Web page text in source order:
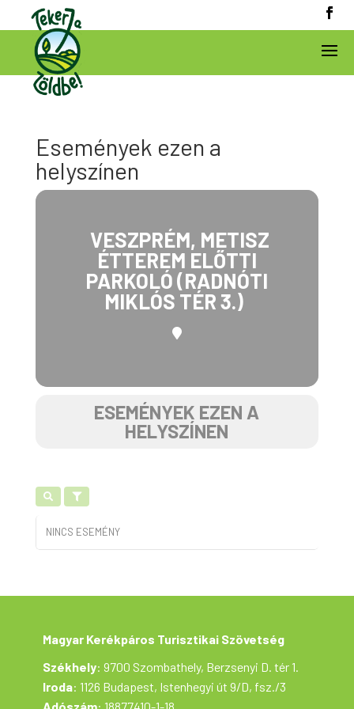
Események ezen a
helyszínen
VESZPRÉM, METISZ
ÉTTEREM ELŐTTI
PARKOLÓ (RADNÓTI
MIKLÓS TÉR 3.)
ESEMÉNYEK EZEN A
HELYSZÍNEN
NINCS ESEMÉNY
Magyar Kerékpáros Turisztikai Szövetség
Székhely: 9700 Szombathely, Berzsenyi D. tér 1.
Iroda: 1126 Budapest, Istenhegyi út 9/D, fsz./3